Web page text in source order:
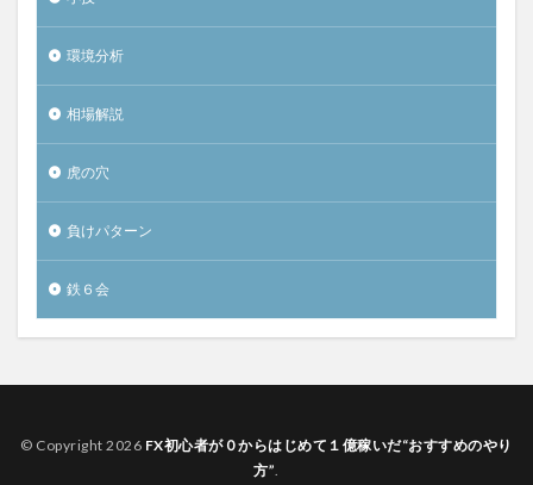
環境分析
相場解説
虎の穴
負けパターン
鉄６会
© Copyright 2026 FX初心者が０からはじめて１億稼いだ“おすすめのやり
方”